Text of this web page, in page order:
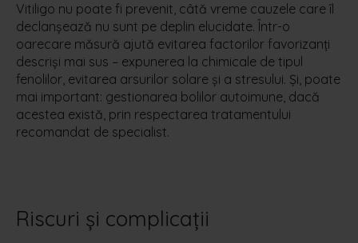
Vitiligo nu poate fi prevenit, câtă vreme cauzele care îl
declanșează nu sunt pe deplin elucidate. Într-o
oarecare măsură ajută evitarea factorilor favorizanți
descriși mai sus – expunerea la chimicale de tipul
fenolilor, evitarea arsurilor solare și a stresului. Și, poate
mai important: gestionarea bolilor autoimune, dacă
acestea există, prin respectarea tratamentului
recomandat de specialist.
Riscuri și complicații